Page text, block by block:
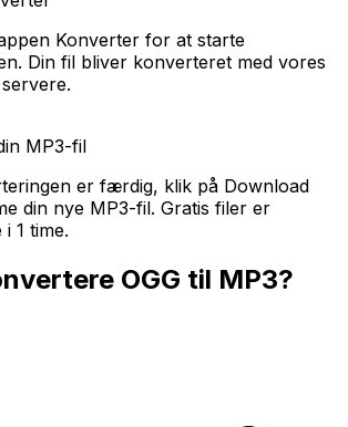
Konverter for at starte
Din fil bliver konverteret med vores
MP3-fil
er færdig, klik på Download
din nye MP3-fil. Gratis filer er
1 time.
OGG til MP3?